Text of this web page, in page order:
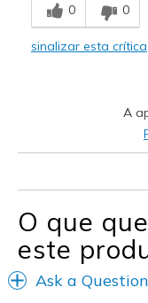
Comfortable
Melhores
Going Out
Special Occasions
Width
Sizing
View On Shoes
0 0
sinalizar esta crítica
A
O que
este
Ask a Question